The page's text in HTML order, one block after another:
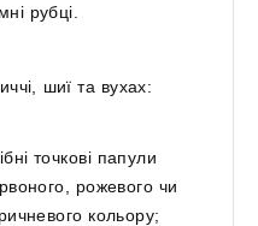
рубці.
шиї та вухах:
точкові папули
рожевого чи
кольору;